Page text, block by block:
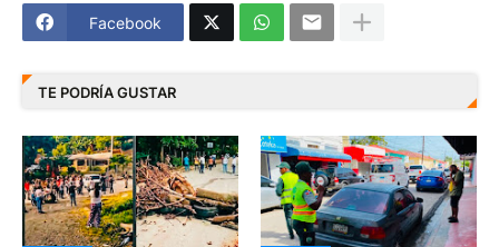
Facebook
TE PODRÍA GUSTAR